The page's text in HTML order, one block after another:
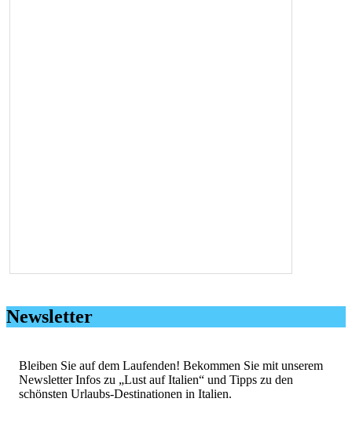
Newsletter
Bleiben Sie auf dem Laufenden! Bekommen Sie mit unserem
Newsletter Infos zu „Lust auf Italien“ und Tipps zu den
schönsten Urlaubs-Destinationen in Italien.